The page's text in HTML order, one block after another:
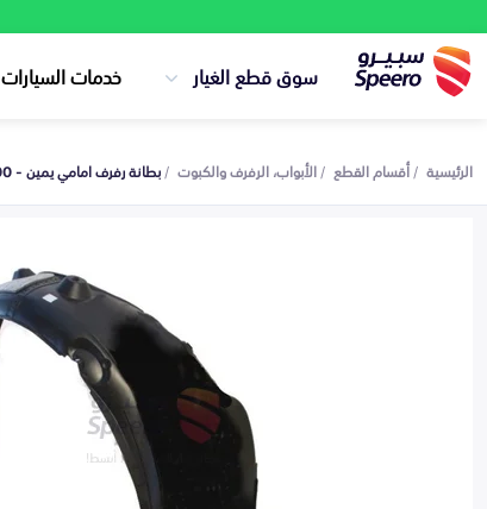
سوق قطع الغيار خدمات السيارات
الرئيسية أقسام القطع الأبواب، الرفرف والكبوت بطانة رفرف امامي يمين - 868122T000